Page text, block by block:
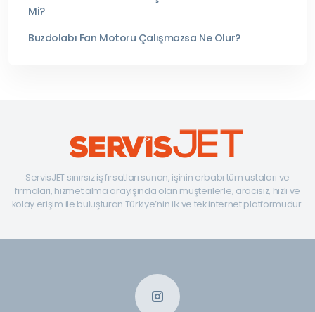
Mi?
Buzdolabı Fan Motoru Çalışmazsa Ne Olur?
ServisJET sınırsız iş fırsatları sunan, işinin erbabı tüm ustaları ve
firmaları, hizmet alma arayışında olan müşterilerle, aracısız, hızlı ve
kolay erişim ile buluşturan Türkiye’nin ilk ve tek internet platformudur.